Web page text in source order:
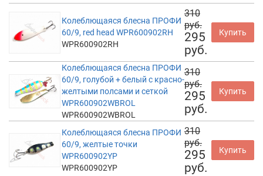
Колеблющаяся блесна ПРОФИ
60/9, red head WPR600902RH
WPR600902RH
310
руб.
295
руб.
Купить
Колеблющаяся блесна ПРОФИ
60/9, голубой + белый с красно-
желтыми полсами и сеткой
WPR600902WBROL
WPR600902WBROL
310
руб.
295
руб.
Купить
Колеблющаяся блесна ПРОФИ
60/9, желтые точки
WPR600902YP
WPR600902YP
310
руб.
295
руб.
Купить